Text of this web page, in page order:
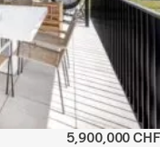
5,900,000 CHF